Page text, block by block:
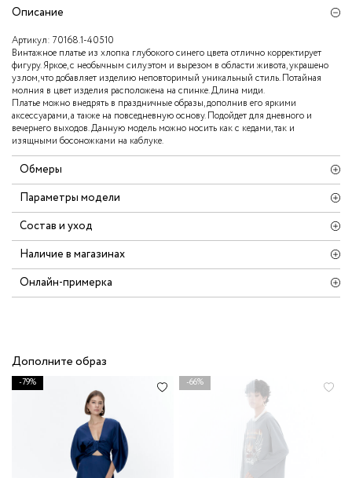
Описание
Артикул: 70168.1-40510
Винтажное платье из хлопка глубокого синего цвета отлично корректирует
фигуру. Яркое, с необычным силуэтом и вырезом в области живота, украшено
узлом, что добавляет изделию неповторимый уникальный стиль. Потайная
молния в цвет изделия расположена на спинке. Длина миди.
Платье можно внедрять в праздничные образы, дополнив его яркими
аксессуарами, а также на повседневную основу. Подойдет для дневного и
вечернего выходов. Данную модель можно носить как с кедами, так и
изящными босоножками на каблуке.
Обмеры
Параметры модели
Состав и уход
Наличие в магазинах
Онлайн-примерка
Дополните образ
-79% -66%